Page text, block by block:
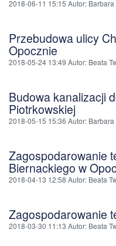
2018-06-11 15:15 Autor:
Przebudowa ulicy
Opocznie
2018-05-24 13:49 Autor: Beata
Budowa kanalizacji
Piotrkowskiej
2018-05-15 15:36 Autor:
Zagospodarowanie
Biernackiego w
2018-04-13 12:58 Autor: Beata
Zagospodarowanie
2018-03-30 11:13 Autor: Beata